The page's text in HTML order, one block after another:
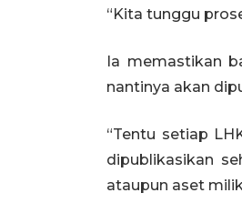
“Kita tunggu
Ia memastikan
nantinya akan
“Tentu setiap
dipublikasikan
ataupun aset